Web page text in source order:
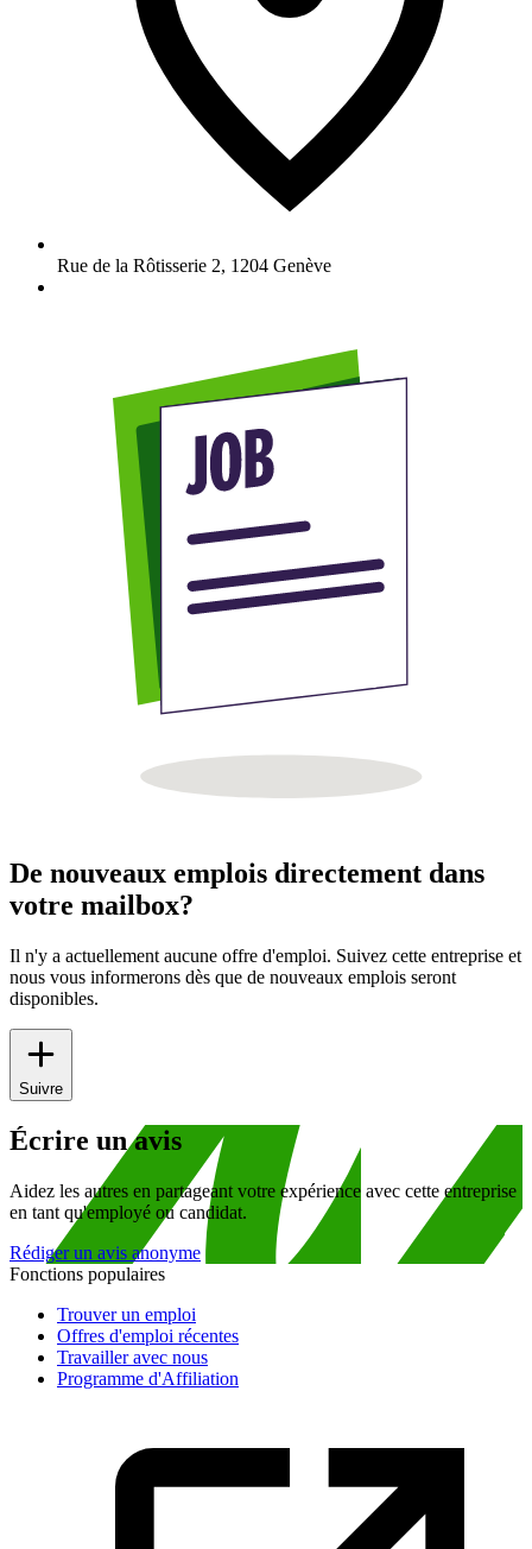
Rue de la Rôtisserie 2, 1204 Genève
De nouveaux emplois directement dans
votre mailbox?
Il n'y a actuellement aucune offre d'emploi. Suivez cette entreprise et
nous vous informerons dès que de nouveaux emplois seront
disponibles.
Suivre
Écrire un avis
Aidez les autres en partageant votre expérience avec cette entreprise
en tant qu'employé ou candidat.
Rédiger un avis anonyme
Fonctions populaires
Trouver un emploi
Offres d'emploi récentes
Travailler avec nous
Programme d'Affiliation